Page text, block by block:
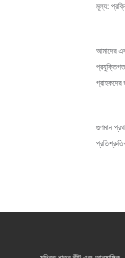
মূল্য:
আমাদের
গ্রাহকদের
গুণমান